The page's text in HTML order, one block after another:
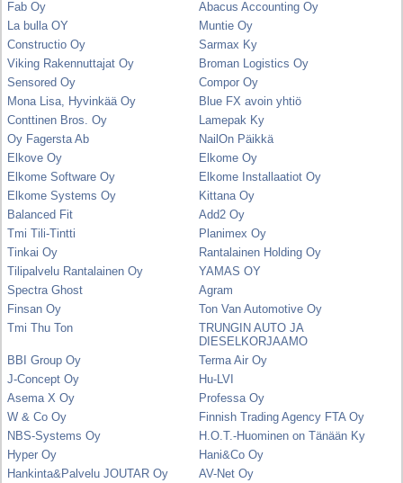
Fab Oy
Abacus Accounting Oy
La bulla OY
Muntie Oy
Constructio Oy
Sarmax Ky
Viking Rakennuttajat Oy
Broman Logistics Oy
Sensored Oy
Compor Oy
Mona Lisa, Hyvinkää Oy
Blue FX avoin yhtiö
Conttinen Bros. Oy
Lamepak Ky
Oy Fagersta Ab
NailOn Päikkä
Elkove Oy
Elkome Oy
Elkome Software Oy
Elkome Installaatiot Oy
Elkome Systems Oy
Kittana Oy
Balanced Fit
Add2 Oy
Tmi Tili-Tintti
Planimex Oy
Tinkai Oy
Rantalainen Holding Oy
Tilipalvelu Rantalainen Oy
YAMAS OY
Spectra Ghost
Agram
Finsan Oy
Ton Van Automotive Oy
Tmi Thu Ton
TRUNGIN AUTO JA
DIESELKORJAAMO
BBI Group Oy
Terma Air Oy
J-Concept Oy
Hu-LVI
Asema X Oy
Professa Oy
W & Co Oy
Finnish Trading Agency FTA Oy
NBS-Systems Oy
H.O.T.-Huominen on Tänään Ky
Hyper Oy
Hani&Co Oy
Hankinta&Palvelu JOUTAR Oy
AV-Net Oy